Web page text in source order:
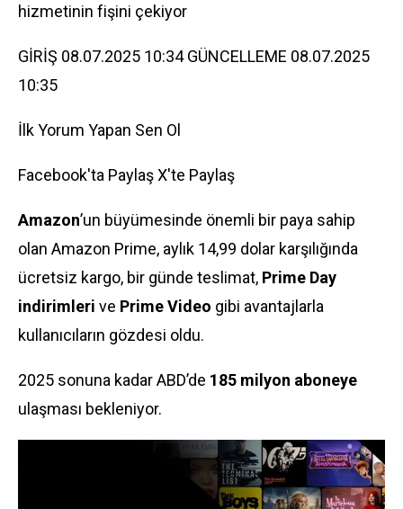
hizmetinin fişini çekiyor
GİRİŞ 08.07.2025 10:34 GÜNCELLEME 08.07.2025
10:35
İlk Yorum Yapan Sen Ol
Facebook'ta PaylaşX'te Paylaş
Amazon’un büyümesinde önemli bir paya sahip
olan Amazon Prime, aylık 14,99 dolar karşılığında
ücretsiz kargo, bir günde teslimat, Prime Day
indirimleri ve Prime Video gibi avantajlarla
kullanıcıların gözdesi oldu.
2025 sonuna kadar ABD’de 185 milyon aboneye
ulaşması bekleniyor.